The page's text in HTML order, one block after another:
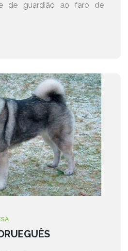
de guardião ao faro de